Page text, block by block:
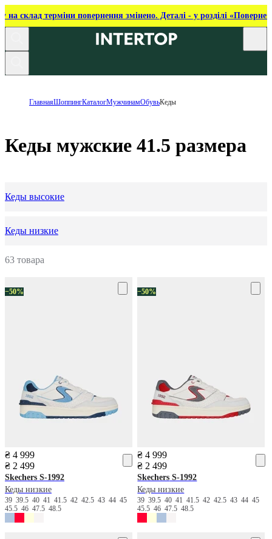
на склад терміни повернення змінено. Деталі - у розділі
ГлавнаяШоппингКаталогМужчинамОбувьКеды
Кеды мужские 41.5 размера
Кеды высокие
Кеды низкие
63 товара
−50%
₴ 4 999
₴ 2 499
Skechers S-1992
Кеды низкие
39 39.5 40 41 41.5 42 42.5 43 44 45
45.5 46 47.5 48.5
−50%
₴ 4 999
₴ 2 499
Skechers S-1992
Кеды низкие
3939.5404141.54242.5434445
45.54647.548.5